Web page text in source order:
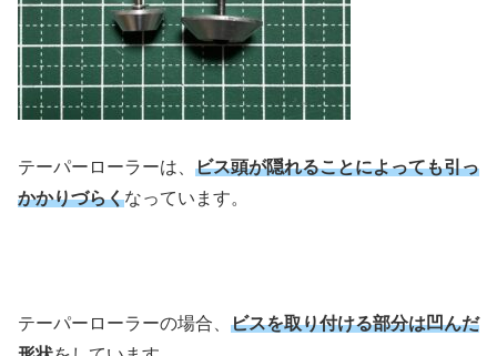
テーパーローラーは、 ビス頭が隠れることによっても引っ
かかりづらくなっています。
テーパーローラーの場合、 ビスを取り付ける部分は凹んだ